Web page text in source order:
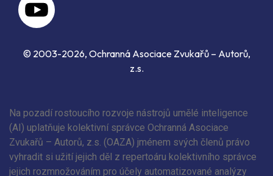
© 2003-2026, Ochranná Asociace Zvukařů – Autorů,
z.s.
Na pozadí rostoucího rozvoje nástrojů umělé inteligence
(AI) uplatňuje kolektivní správce Ochranná Asociace
Zvukařů – Autorů, z.s. (OAZA) jménem svých členů právo
vyhradit si užití jejich děl z repertoáru kolektivního správce
jejich rozmnožováním pro účely automatizované analýzy